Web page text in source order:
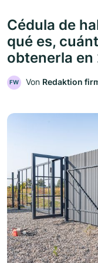
Cédula de
qué es,
obtenerla en
FW Von Redaktion